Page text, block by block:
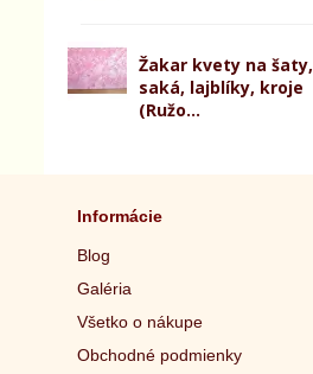
Žakar kvety na šaty,
saká, lajblíky, kroje
(Ružo...
Informácie
Blog
Galéria
Všetko o nákupe
Obchodné podmienky